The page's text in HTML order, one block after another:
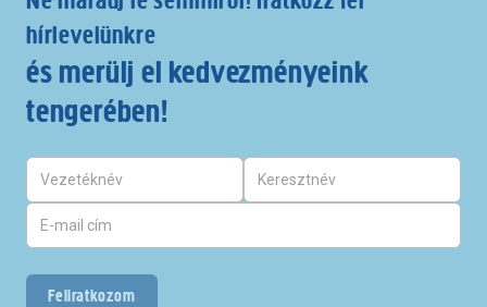
hírlevelünkre
és merülj el kedvezményeink
tengerében!
Feliratkozom